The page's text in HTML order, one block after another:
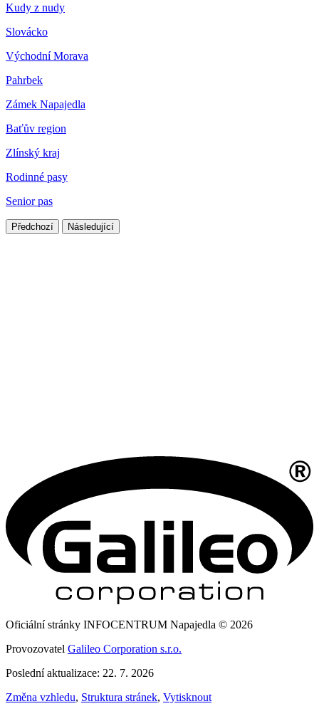
Kudy z nudy
Slovácko
Východní Morava
Pahrbek
Zámek Napajedla
Baťův region
Zlínský kraj
Rodinné pasy
Senior pas
Předchozí Následující
Oficiální stránky INFOCENTRUM Napajedla © 2026
Provozovatel Galileo Corporation s.r.o.
Poslední aktualizace: 22. 7. 2026
Změna vzhledu, Struktura stránek, Vytisknout